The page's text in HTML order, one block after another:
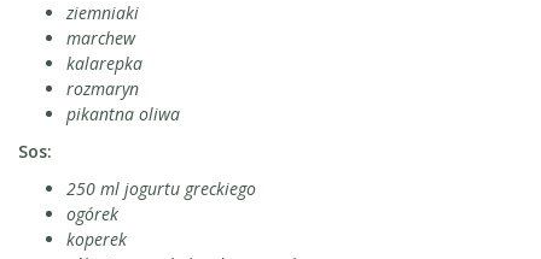
ziemniaki
marchew
kalarepka
rozmaryn
pikantna oliwa
Sos:
250 ml jogurtu greckiego
ogórek
koperek